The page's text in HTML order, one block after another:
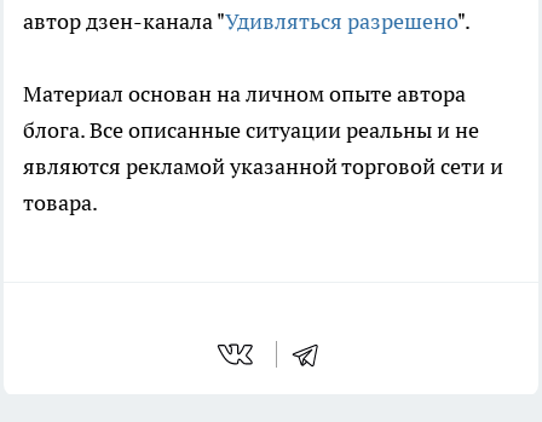
автор дзен-канала "Удивляться разрешено".
Материал основан на личном опыте автора
блога. Все описанные ситуации реальны и не
являются рекламой указанной торговой сети и
товара.